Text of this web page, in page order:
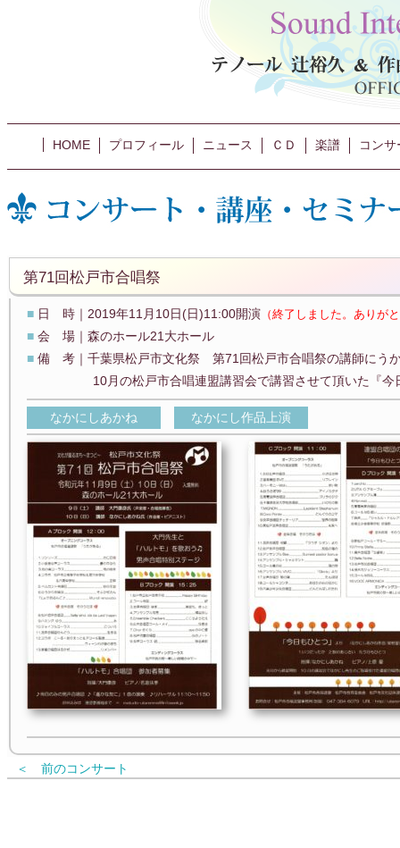
HOME プロフィール ニュース ＣＤ 楽譜 コン
第71回松戸市合唱祭
■ 日 時｜2019年11月10日(日)11:00開演 （終了しました。ありが
■ 会 場｜森のホール21大ホール
■ 備 考｜千葉県松戸市文化祭 第71回松戸市合唱祭の講師にう
10月の松戸市合唱連盟講習会で講習させて頂いた『今日
なかにしあかね なかにし作品上演
＜ 前のコンサート